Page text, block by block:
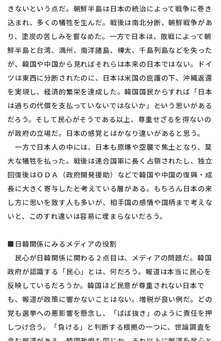
きないという点だ。朝鮮半島は日本の統治によって戦争に巻き
込まれ、多くの犠牲を生んだ。戦後は南北分断、朝鮮戦争があ
り、塗炭の苦しみを嘗なめた。一方で日本は、敗戦によって朝
鮮半島と台湾、満州、南洋諸島、樺太、千島列島などを失った
が、韓国や中国から見ればそれらは本来の日本ではない。ドイ
ツは東西に分断されたのに、日本は米国の庇護の下、沖縄返還
を実現し、経済的繁栄を達成した。韓国国民からすれば「日本
は過ちの代償を支払っていないではないか」――という思いがある
だろう。そして民心がそうである以上、尊重せざるを得ないの
が政府の立場だ。日本の感覚とはかなり違いがあると思う。
一方で日本人の中には、日本も原爆や空襲で焦土となり、莫
大な犠牲を払った。戦後は連合国軍に長く占領されたし、独立
回復後はＯＤＡ（政府開発援助）などで韓国や中国の復興・成
長に大きく寄与した――と考えている層がある。もちろん日本の来
し方に思いを致す人も多いが、相手国の感情や国柄まで考えな
いと、このすれ違いは容易に埋まらないだろう。
■日韓関係にみるメディアの役割
民心が日韓関係に関わる２点目は、メディアの問題だ。韓国
政府が認識する「民心」とは、何だろう。報道は本当に民心を
反映しているだろうか。韓国ほど民意が尊重されない日本で
も、報道が政策に響かないことはない。増税が良い例だ。どの
党も選挙への悪影響を懸念し、「ばば抜き」のように責任を押
しつけ合う。「負ける」と判断する根拠の一つに、世論調査を